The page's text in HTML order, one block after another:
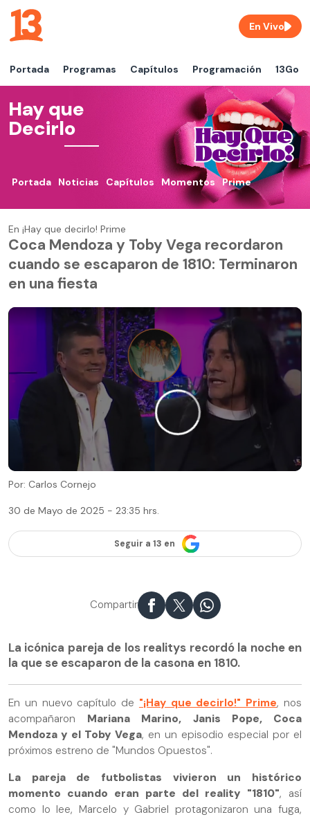
Portada Programas Capítulos Programación 13Go
En Vivo
Hay que
Decirlo
Portada Noticias Capítulos Momentos Prime
En ¡Hay que decirlo! Prime
Coca Mendoza y Toby Vega recordaron
cuando se escaparon de 1810: Terminaron
en una fiesta
Por: Carlos Cornejo
30 de Mayo de 2025 - 23:35 hrs.
Seguir a 13 en
Compartir
La icónica pareja de los realitys recordó la noche en
la que se escaparon de la casona en 1810.
En un nuevo capítulo de "¡Hay que decirlo!" Prime, nos
acompañaron Mariana Marino, Janis Pope, Coca
Mendoza y el Toby Vega, en un episodio especial por el
próximos estreno de "Mundos Opuestos".
La pareja de futbolistas vivieron un histórico
momento cuando eran parte del reality "1810", así
como lo lee, Marcelo y Gabriel protagonizaron una fuga,